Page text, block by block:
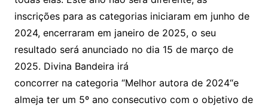
inscrições para as categorias iniciaram em junho de
2024, encerraram em janeiro de 2025, o seu
resultado será anunciado no dia 15 de março de
2025. Divina Bandeira irá
concorrer na categoria “Melhor autora de 2024“e
almeja ter um 5º ano consecutivo com o objetivo de